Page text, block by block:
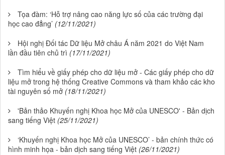
Tọa đàm: ‘Hỗ trợ nâng cao năng lực số của các trường đại
học cao đẳng’ (12/11/2021)
Hội nghị Đối tác Dữ liệu Mở châu Á năm 2021 do Việt Nam
lần đầu tiên chủ trì (17/11/2021)
Tìm hiểu về giấy phép cho dữ liệu mở - Các giấy phép cho dữ
liệu mở trong hệ thống Creative Commons và tham khảo các kho
tài nguyên số mở (18/11/2021)
'Bản thảo Khuyến nghị Khoa học Mở của UNESCO' - Bản dịch
sang tiếng Việt (25/11/2021)
‘Khuyến nghị Khoa học Mở của UNESCO’ - bản chính thức có
hình minh họa - bản dịch sang tiếng Việt (26/11/2021)